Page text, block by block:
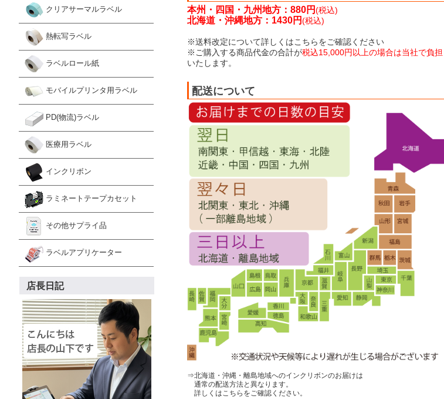
クリアサーマルラベル
熱転写ラベル
ラベルロール紙
モバイルプリンタ用ラベル
PD(物流)ラベル
医療用ラベル
インクリボン
ラミネートテープカセット
その他サプライ品
ラベルアプリケーター
店長日記
本州・四国・九州地方：880円(税込)
北海道・沖縄地方：1430円(税込)
※送料改定について詳しくはこちらをご確認ください
※ご購入する商品代金の合計が税込15,000円以上の場合は当社で負担
いたします。
配送について
⇒北海道・沖縄・離島地域へのインクリボンのお届けは
通常の配送方法と異なります。
詳しくはこちらをご確認ください。